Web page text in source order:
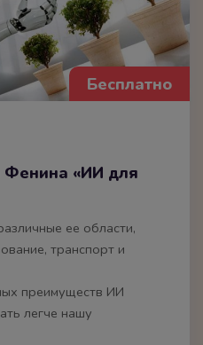
Бесплатно
Фенина «ИИ для
ее области,
транспорт и
преимуществ ИИ
легче нашу